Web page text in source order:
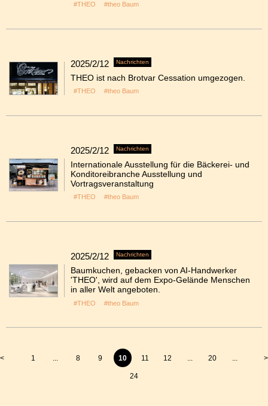
#THEO #theo Baum
2025/2/12 Nachrichten
THEO ist nach Brotvar Cessation umgezogen.
#THEO #theo Baum
2025/2/12 Nachrichten
Internationale Ausstellung für die Bäckerei- und
Konditoreibranche Ausstellung und
Vortragsveranstaltung
#THEO #theo Baum
2025/2/12 Nachrichten
Baumkuchen, gebacken von AI-Handwerker
'THEO', wird auf dem Expo-Gelände Menschen
in aller Welt angeboten.
#THEO #theo Baum
1
< 8 9 10 11 12 20 >
24